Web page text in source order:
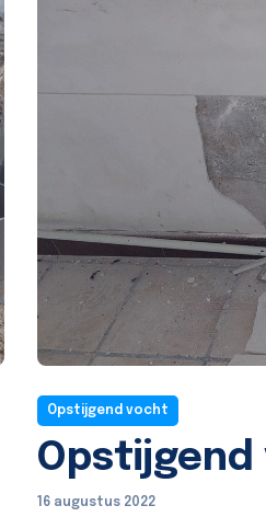
Opstijgend vocht
16 augustus 2022